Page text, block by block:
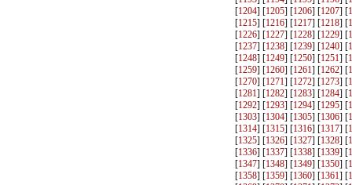
[1204] [1205] [1206] [1207] [
[1215] [1216] [1217] [1218] [
[1226] [1227] [1228] [1229] [
[1237] [1238] [1239] [1240] [
[1248] [1249] [1250] [1251] [
[1259] [1260] [1261] [1262] [
[1270] [1271] [1272] [1273] [
[1281] [1282] [1283] [1284] [
[1292] [1293] [1294] [1295] [
[1303] [1304] [1305] [1306] [
[1314] [1315] [1316] [1317] [
[1325] [1326] [1327] [1328] [
[1336] [1337] [1338] [1339] [
[1347] [1348] [1349] [1350] [
[1358] [1359] [1360] [1361] [